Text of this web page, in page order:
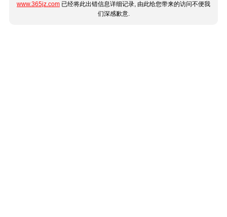
www.365jz.com 已经将此出错信息详细记录, 由此给您带来的访问不便我
们深感歉意.